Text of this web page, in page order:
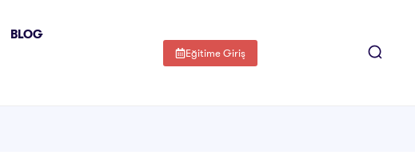
BLOG
Eğitime Giriş